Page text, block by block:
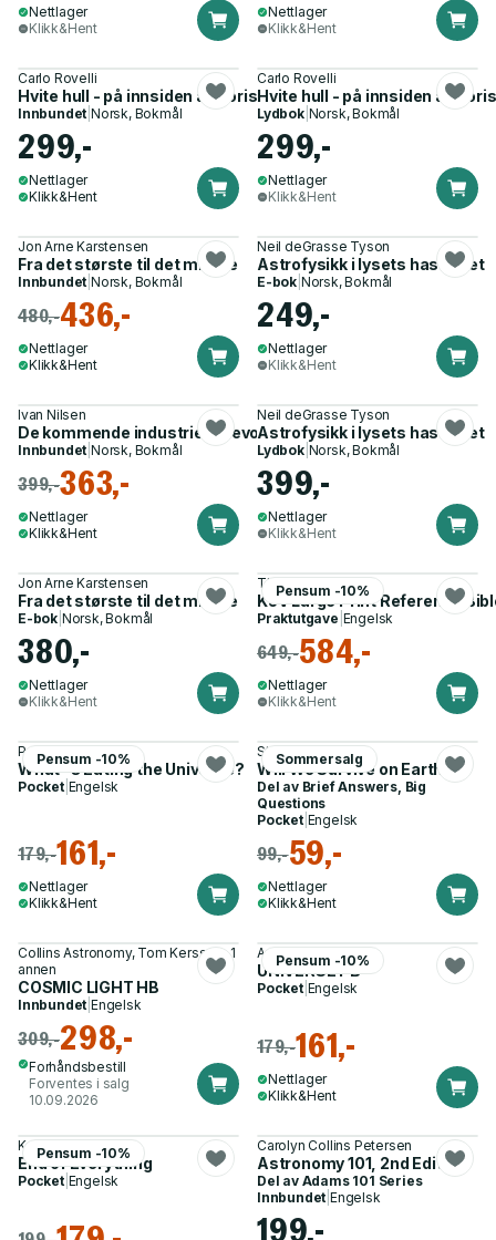
Nettlager
Klikk&Hent
Nettlager
Klikk&Hent
Carlo Rovelli
Hvite hull - på innsiden av horisonten
Innbundet |Norsk, Bokmål
299,-
Nettlager
Klikk&Hent
Carlo Rovelli
Hvite hull - på innsiden av
Lydbok| Norsk, Bokmål
299,-
Nettlager
Klikk&Hent
Jon Arne Karstensen
Fra det største til det minste
Innbundet |Norsk, Bokmål
480,-436,-
Nettlager
Klikk&Hent
Neil deGrasse Tyson
Astrofysikk i lysets hastighet
E-bok Norsk, Bokmål
249,-
Nettlager
Klikk&Hent
Ivan Nilsen
De kommende industrielle revolusjoner
Innbundet |Norsk, Bokmål
399,-363,-
Nettlager
Klikk&Hent
Neil deGrasse Tyson
Astrofysikk i lysets hastighet
Lydbok| Norsk, Bokmål
399,-
Nettlager
Klikk&Hent
Jon Arne Karstensen
Fra det største til det minste
E-bok Norsk, Bokmål
380,-
Nettlager
Klikk&Hent
Pensum -10%
Thomas Nelson
KJV Large Print Reference
Praktutgave Engelsk
649,-584,-
Nettlager
Klikk&Hent
Pensum -10%
Paul Davies
What''s Eating the Universe?
Pocket| Engelsk
179,-161,-
Nettlager
Klikk&Hent
Sommersalg
Stephen Hawking
Will We Survive on Earth?
Del av Brief Answers, Big
Questions
Pocket| Engelsk
99,-59,-
Nettlager
Klikk&Hent
Collins Astronomy, Tom Kerss og 1
annen
COSMIC LIGHT HB
Innbundet |Engelsk
309,-298,-
Forhåndsbestill
Forventes i salg
10.09.2026
Pensum -10%
Andrew Cohen
UNIVERSE PB
Pocket| Engelsk
179,-161,-
Nettlager
Klikk&Hent
Pensum -10%
Katie Mack
End of Everything
Pocket| Engelsk
Carolyn Collins Petersen
Astronomy 101, 2nd Edition
Del av Adams 101 Series
Innbundet |Engelsk
199,-